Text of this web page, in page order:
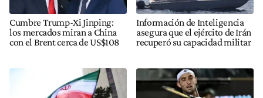
Cumbre Trump-Xi Jinping:
los mercados miran a China
con el Brent cerca de US$108
Información de Inteligencia
asegura que el ejército de Irán
recuperó su capacidad militar